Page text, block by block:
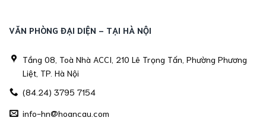
VĂN PHÒNG ĐẠI DIỆN - TẠI HÀ NỘI
Tầng 08, Toà Nhà ACCI, 210 Lê Trọng Tấn, Phường Phương
Liệt, TP. Hà Nội
(84.24) 3795 7154
info-hn@hoancau.com